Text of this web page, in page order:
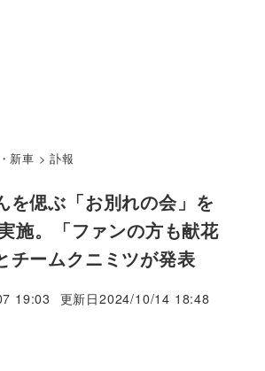
新車 >訃報
を偲ぶ「お別れの会」を
施。「ファンの方も献花
チームクニミツが発表
19:03 更新日2024/10/14 18:48